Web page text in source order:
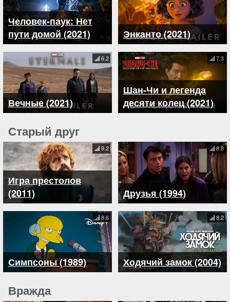
Человек-паук: Нет
пути домой (2021)
Энканто (2021)
Вечные (2021)
6.2
Шан-Чи и легенда
десяти колец (2021)
7.3
Старый друг
Игра престолов
(2011)
9.2
Друзья (1994)
8.8
Симпсоны (1989)
8.6
Ходячий замок (2004)
8.2
Вражда